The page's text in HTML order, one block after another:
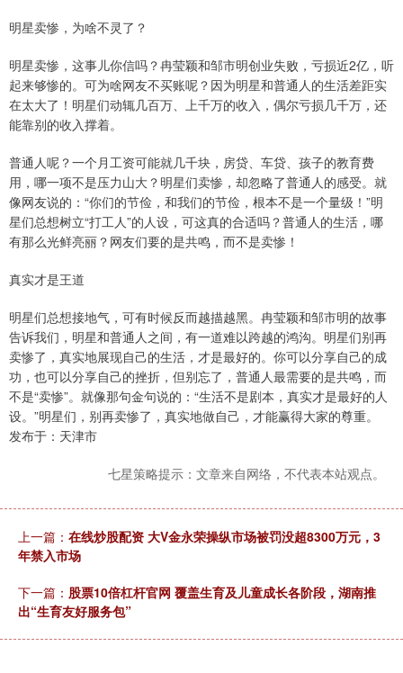
明星卖惨，为啥不灵了？
明星卖惨，这事儿你信吗？冉莹颖和邹市明创业失败，亏损近2亿，听
起来够惨的。可为啥网友不买账呢？因为明星和普通人的生活差距实
在太大了！明星们动辄几百万、上千万的收入，偶尔亏损几千万，还
能靠别的收入撑着。
普通人呢？一个月工资可能就几千块，房贷、车贷、孩子的教育费
用，哪一项不是压力山大？明星们卖惨，却忽略了普通人的感受。就
像网友说的：“你们的节俭，和我们的节俭，根本不是一个量级！”明
星们总想树立“打工人”的人设，可这真的合适吗？普通人的生活，哪
有那么光鲜亮丽？网友们要的是共鸣，而不是卖惨！
真实才是王道
明星们总想接地气，可有时候反而越描越黑。冉莹颖和邹市明的故事
告诉我们，明星和普通人之间，有一道难以跨越的鸿沟。明星们别再
卖惨了，真实地展现自己的生活，才是最好的。你可以分享自己的成
功，也可以分享自己的挫折，但别忘了，普通人最需要的是共鸣，而
不是“卖惨”。就像那句金句说的：“生活不是剧本，真实才是最好的人
设。”明星们，别再卖惨了，真实地做自己，才能赢得大家的尊重。
发布于：天津市
七星策略提示：文章来自网络，不代表本站观点。
上一篇： 在线炒股配资 大V金永荣操纵市场被罚没超8300万元，3
年禁入市场
下一篇： 股票10倍杠杆官网 覆盖生育及儿童成长各阶段，湖南推
出“生育友好服务包”